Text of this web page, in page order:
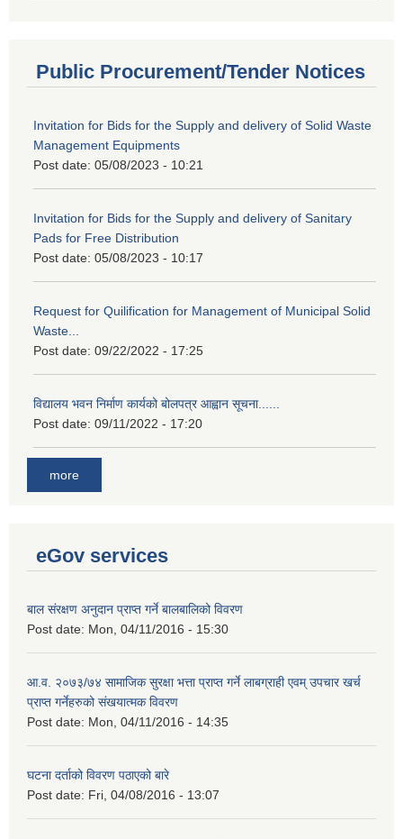
Public Procurement/Tender Notices
Invitation for Bids for the Supply and delivery of Solid Waste
Management Equipments
Post date: 05/08/2023 - 10:21
Invitation for Bids for the Supply and delivery of Sanitary
Pads for Free Distribution
Post date: 05/08/2023 - 10:17
Request for Quilification for Management of Municipal Solid
Waste...
Post date: 09/22/2022 - 17:25
विद्यालय भवन निर्माण कार्यको बोलपत्र आह्वान सूचना......
Post date: 09/11/2022 - 17:20
more
eGov services
बाल संरक्षण अनुदान प्राप्त गर्ने बालबालिको विवरण
Post date: Mon, 04/11/2016 - 15:30
आ.व. २०७३/७४ सामाजिक सुरक्षा भत्ता प्राप्त गर्ने लाबग्राही एवम् उपचार खर्च
प्राप्त गर्नेहरुको संखयात्मक विवरण
Post date: Mon, 04/11/2016 - 14:35
घटना दर्ताको विवरण पठाएको बारे
Post date: Fri, 04/08/2016 - 13:07